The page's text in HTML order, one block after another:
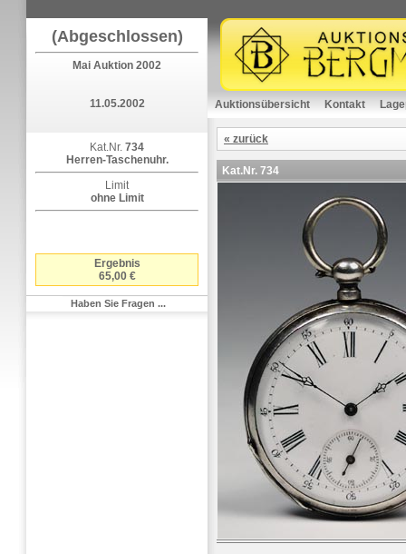
(Abgeschlossen)
Mai Auktion 2002
11.05.2002
Kat.Nr. 734
Herren-Taschenuhr.
Limit
ohne Limit
Ergebnis
65,00 €
Haben Sie Fragen ...
Auktionsübersicht Kontakt
« zurück
Kat.Nr. 734